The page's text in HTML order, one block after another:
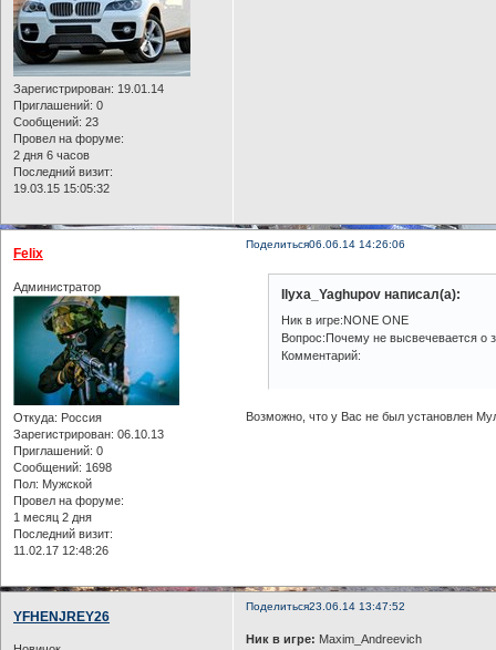
Зарегистрирован: 19.01.14
Приглашений: 0
Сообщений: 23
Провел на форуме:
2 дня 6 часов
Последний визит:
19.03.15 15:05:32
Поделиться06.06.14 14:26:06
Felix
Администратор
Откуда: Россия
Зарегистрирован: 06.10.13
Приглашений: 0
Сообщений: 1698
Пол: Мужской
Провел на форуме:
1 месяц 2 дня
Последний визит:
11.02.17 12:48:26
Ilyxa_Yaghupov написал(а):
Ник в игре:NONE ONE
Вопрос:Почему не высвечевается о
Комментарий:
Возможно, что у Вас не был установлен
Поделиться23.06.14 13:47:52
YFHENJREY26
Ник в игре: Maxim_Andreevich